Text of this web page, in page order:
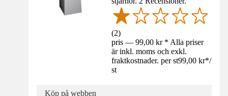
(2)
pris — 99,00 kr * Alla priser
är inkl. moms och exkl.
fraktkostnader. per st99,00 kr*/
st
Köp på webben